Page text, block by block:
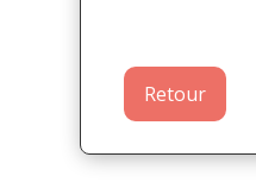
Retour